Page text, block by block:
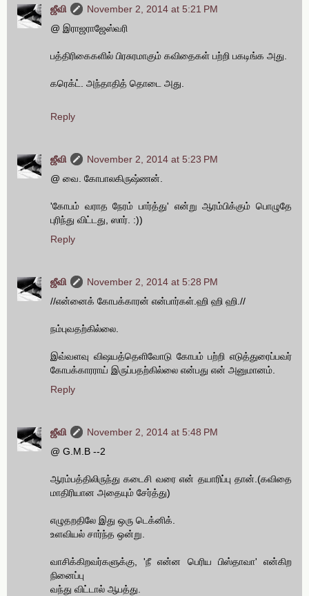
ஜீவி
November 2, 2014 at 5:21 PM
@ இராஜராஜேஸ்வரி
பத்திரிகைகளில் பிரசுரமாகும் கவிதைகள் பற்றி பகடிங்க அது.
கரெக்ட். அந்தாதித் தொடை அது.
Reply
ஜீவி
November 2, 2014 at 5:23 PM
@ வை. கோபாலகிருஷ்ணன்.
'கோபம் வராத நேரம் பார்த்து' என்று ஆரம்பிக்கும் பொழுதே
புரிந்து விட்டது, ஸார். :))
Reply
ஜீவி
November 2, 2014 at 5:28 PM
//என்னைக் கோபக்காரன் என்பார்கள்.ஹி ஹி ஹி.//
நம்புவதற்கில்லை.
இவ்வளவு விஷயத்தெளிவோடு கோபம் பற்றி எடுத்துரைப்பவர்
கோபக்காரராய் இருப்பதற்கில்லை என்பது என் அனுமானம்.
Reply
ஜீவி
November 2, 2014 at 5:48 PM
@ G.M.B --2
ஆரம்பத்திலிருந்து கடைசி வரை என் தயாரிப்பு தான்.(கவிதை
மாதிரியான அதையும் சேர்த்து)
எழுதறதிலே இது ஒரு டெக்னிக்.
உளவியல் சார்ந்த ஒன்று.
வாசிக்கிறவர்களுக்கு, 'நீ என்ன பெரிய பிஸ்தாவா' என்கிற
நினைப்பு
வந்து விட்டால் ஆபத்து.